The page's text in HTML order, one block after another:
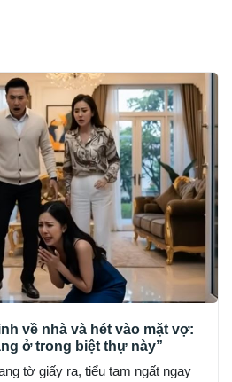
về nhà và hét vào mặt vợ:
ở trong biệt thự này”
tờ giấy ra, tiểu tam ngất ngay